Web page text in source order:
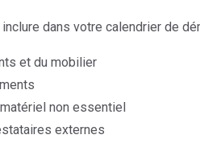
dans votre calendrier de
et du mobilier
non essentiel
externes